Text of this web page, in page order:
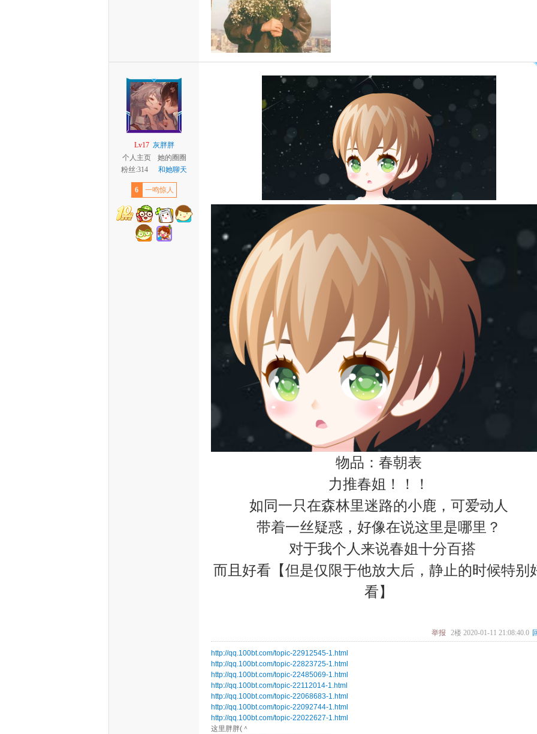
Lv17 灰胖胖
个人主页
她的圈圈
粉丝:314
和她聊天
6 一鸣惊人
物品：春朝表
力推春姐！！！
如同一只在森林里迷路的小鹿，可爱动人
带着一丝疑惑，好像在说这里是哪里？
对于我个人来说春姐十分百搭
而且好看【但是仅限于他放大后，静止的时候特别
看】
举报 2楼 2020-01-11 21:08:40.0
http://qq.100bt.com/topic-22912545-1.html
http://qq.100bt.com/topic-22823725-1.html
http://qq.100bt.com/topic-22485069-1.html
http://qq.100bt.com/topic-22112014-1.html
http://qq.100bt.com/topic-22068683-1.html
http://qq.100bt.com/topic-22092744-1.html
http://qq.100bt.com/topic-22022627-1.html
这里胖胖(＾